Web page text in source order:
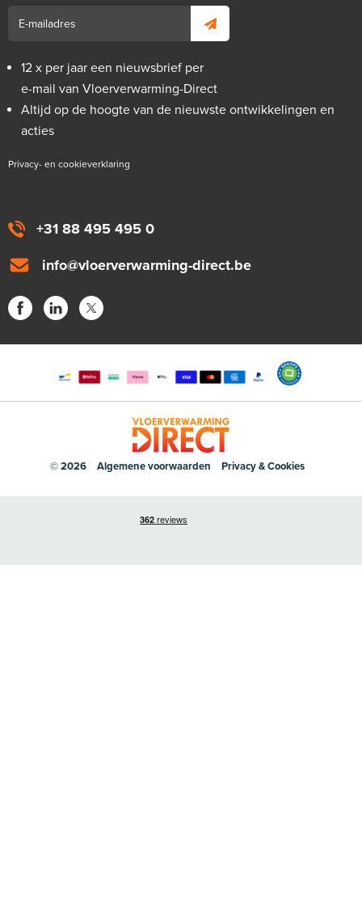
+31 88 495 495 0
info@vloerverwarming-direct.be
12 x per jaar een nieuwsbrief per
e-mail van Vloerverwarming-Direct
Altijd op de hoogte van de nieuwste ontwikkelingen en
acties
Privacy- en cookieverklaring
© 2026 Algemene voorwaarden Privacy & Cookies